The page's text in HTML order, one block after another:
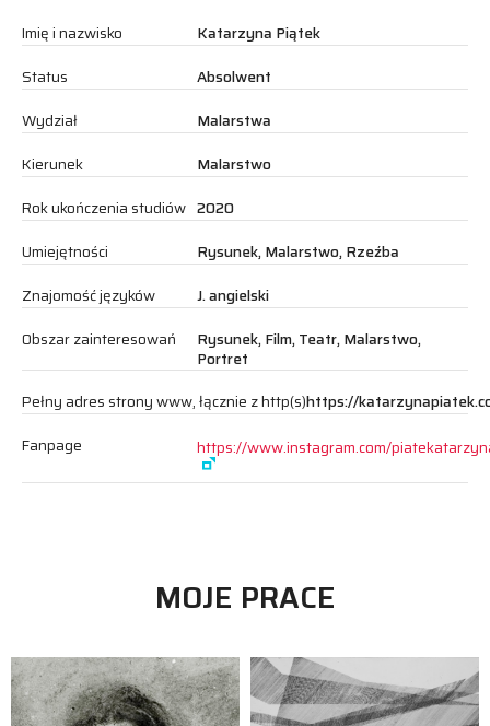
Imię i nazwisko
Katarzyna Piątek
Status
Absolwent
Wydział
Malarstwa
Kierunek
Malarstwo
Rok ukończenia studiów 2020
Umiejętności
Rysunek, Malarstwo, Rzeźba
Znajomość języków
J. angielski
Obszar zainteresowań
Rysunek, Film, Teatr, Malarstwo,
Portret
Pełny adres strony www, łącznie z http(s)https://
Fanpage
https://www.instagram.com/
MOJE PRACE